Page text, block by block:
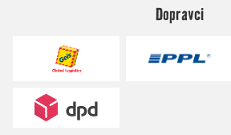
Dopravci